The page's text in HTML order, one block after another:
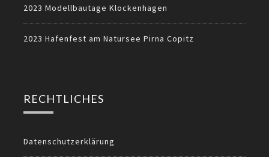
2023 Modellbautage Klockenhagen
2023 Hafenfest am Natursee Pirna Copitz
RECHTLICHES
Datenschutzerklärung